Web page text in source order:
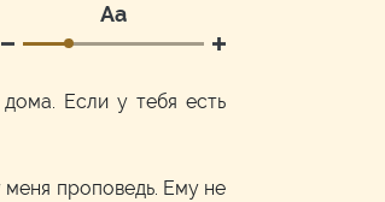
Аа
Если у тебя есть
меня проповедь. Ему не